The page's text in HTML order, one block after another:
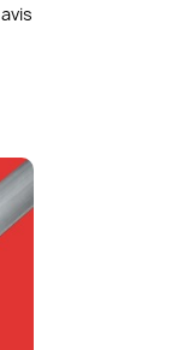
avis